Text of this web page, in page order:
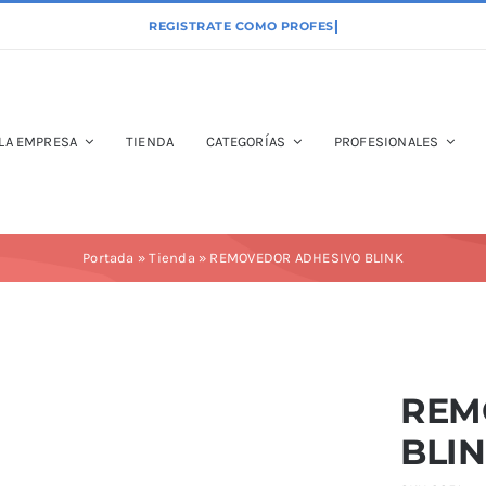
LA EMPRESA TIENDA CATEGORÍAS PROFESIONALES
Portada »Tienda » REMOVEDOR ADHESIVO BLINK